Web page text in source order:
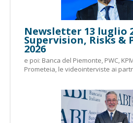
Newsletter 13 luglio
Supervision, Risks
2026
e poi: Banca del Piemonte, PWC,
Prometeia, le videointerviste ai